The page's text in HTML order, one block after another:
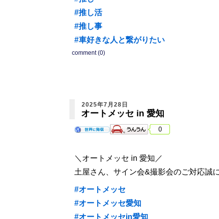
#推し活
#推し事
#車好きな人と繋がりたい
comment (0)
2025年7月28日
オートメッセ in 愛知
0
＼オートメッセ in 愛知／
土屋さん、サイン会&撮影会のご対応誠
#オートメッセ
#オートメッセ愛知
#オートメッセin愛知